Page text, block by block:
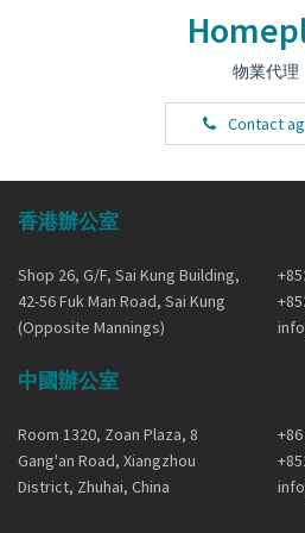
物業代理
Contact
香港辦公室
Shop 26, G/F, Sai Kung Building,
42-56 Fuk Man Road, Sai Kung
(Opposite Mannings)
中國辦公室
Room 1320, Zoan Plaza, 8
Gang'an Road, Xiangzhou
District, Zhuhai, China